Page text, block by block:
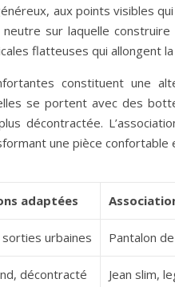
aux points visibles
sur laquelle
flatteuses qui allongent
constituent une
se portent avec des
décontractée.
une pièce
adaptées
sorties urbaines Pantalon
décontracté Jean slim,